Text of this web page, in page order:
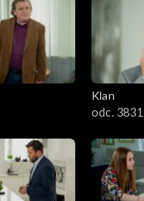
Klan
odc. 3831